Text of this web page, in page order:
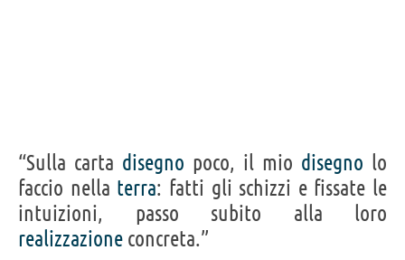
“Sulla carta disegno poco, il mio disegno lo
faccio nella terra: fatti gli schizzi e fissate le
intuizioni, passo subito alla loro
realizzazione concreta.”